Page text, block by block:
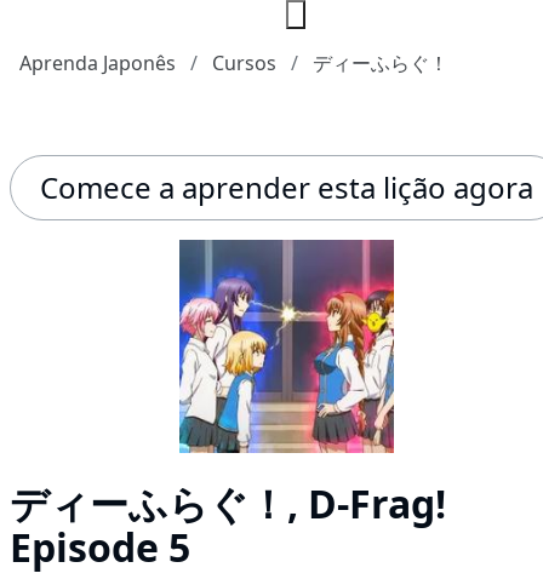
Aprenda Japonês Cursos ディーふらぐ！
Comece a aprender esta lição agora
ディーふらぐ！, D-Frag!
Episode 5